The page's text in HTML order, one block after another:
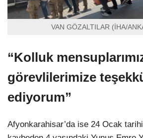
VAN GÖZALTILAR (İHA/
“Kolluk
görevlilerimize
ediyorum”
Afyonkarahisar’da ise 24 Ocak